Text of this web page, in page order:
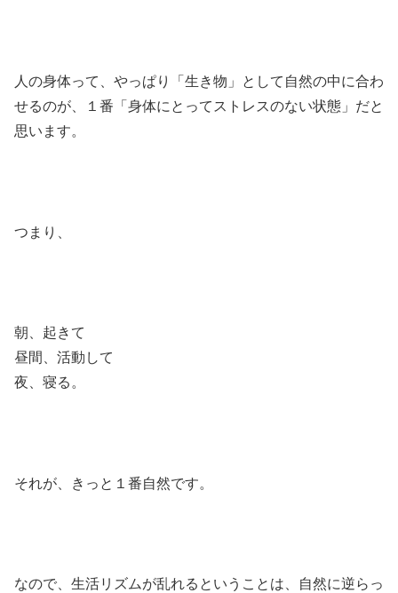
人の身体って、やっぱり「生き物」として自然の中に合わ
せるのが、１番「身体にとってストレスのない状態」だと
思います。
つまり、
朝、起きて
昼間、活動して
夜、寝る。
それが、きっと１番自然です。
なので、生活リズムが乱れるということは、自然に逆らっ